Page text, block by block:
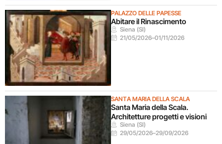
PALAZZO DELLE PAPESSE
Abitare il Rinascimento
Siena (SI)
21/05/2026–01/11/2026
SANTA MARIA DELLA SCALA
Santa Maria della Scala.
Architetture progetti e visioni
Siena (SI)
29/05/2026–29/09/2026